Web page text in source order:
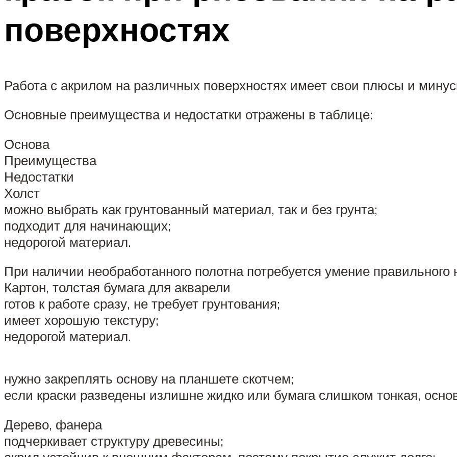
поверхностях
Работа с акрилом на различных поверхностях имеет свои плюсы и
Основные преимущества и недостатки отражены в таблице:
Основа
Преимущества
Недостатки
Холст
можно выбрать как грунтованный материал, так и без грунта;
подходит для начинающих;
недорогой материал.
При наличии необработанного полотна потребуется умение правильного
Картон, толстая бумага для акварели
готов к работе сразу, не требует грунтования;
имеет хорошую текстуру;
недорогой материал.
нужно закреплять основу на планшете скотчем;
если краски разведены излишне жидко или бумага слишком тонкая,
Дерево, фанера
подчеркивает структуру древесины;